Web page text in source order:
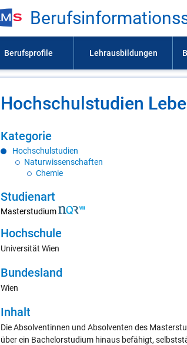
Hoch­schul­stu­di­en
Ka­te­go­rie
Hochschulstudien
Naturwissenschaften
Chemie
Stu­di­en­art
Masterstudium
Hoch­schu­le
Universität Wien
Bun­des­land
Wien
In­halt
Die Absolventinnen und Absolventen des
über ein Bachelorstudium hinaus befähigt,